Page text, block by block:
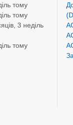
тому
тому
3 неділь
тому